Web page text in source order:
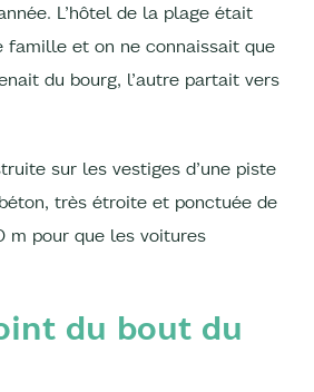
L’hôtel de la plage était
famille et on ne connaissait que
du bourg, l’autre partait vers
sur les vestiges d’une piste
très étroite et ponctuée de
m pour que les voitures
du bout du